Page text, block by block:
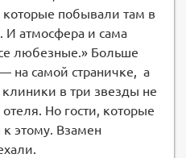
побывали там в
И атмосфера и сама
любезные.» Больше
на самой страничке, а
в три звезды не
Но гости, которые
этому. Взамен